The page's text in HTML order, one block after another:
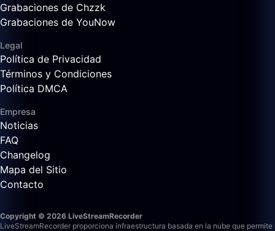
Grabaciones de Chzzk
Grabaciones de YouNow
Legal
Política de Privacidad
Términos y Condiciones
Política DMCA
Empresa
Noticias
FAQ
Changelog
Mapa del Sitio
Contacto
Copyright © 2026 LiveStreamRecorder
LiveStreamRecorder proporciona infraestructura basada en la nube que permite